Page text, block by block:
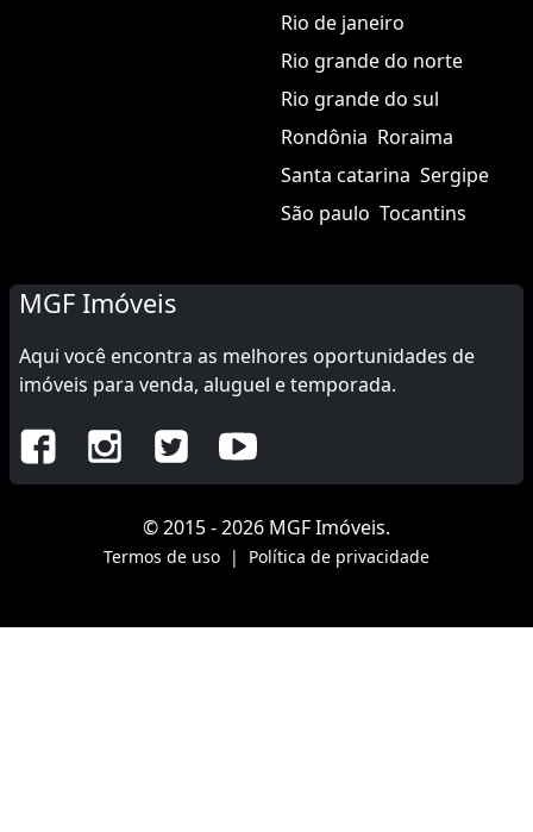
Rio de janeiro
Rio grande do norte
Rio grande do sul
Rondônia Roraima
Santa catarina Sergipe
São paulo Tocantins
MGF Imóveis
Aqui você encontra as melhores oportunidades de
imóveis para venda, aluguel e temporada.
© 2015 - 2026 MGF Imóveis.
Termos de uso | Política de privacidade